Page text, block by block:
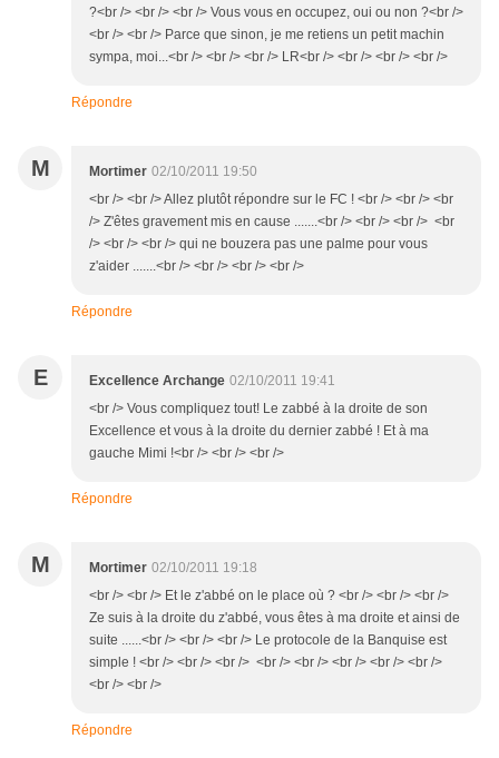
?<br /> <br /> <br /> Vous vous en occupez, oui ou non ?<br />
<br /> <br /> Parce que sinon, je me retiens un petit machin
sympa, moi...<br /> <br /> <br /> LR<br /> <br /> <br /> <br />
Répondre
M Mortimer 02/10/2011 19:50
<br /> <br /> Allez plutôt répondre sur le FC ! <br /> <br /> <br
/> Z'êtes gravement mis en cause .......<br /> <br /> <br /> <br
/> <br /> <br /> qui ne bouzera pas une palme pour vous
z'aider .......<br /> <br /> <br /> <br />
Répondre
E Excellence Archange 02/10/2011 19:41
<br /> Vous compliquez tout! Le zabbé à la droite de son
Excellence et vous à la droite du dernier zabbé ! Et à ma
gauche Mimi !<br /> <br /> <br />
Répondre
M Mortimer 02/10/2011 19:18
<br /> <br /> Et le z'abbé on le place où ? <br /> <br /> <br />
Ze suis à la droite du z'abbé, vous êtes à ma droite et ainsi de
suite ......<br /> <br /> <br /> Le protocole de la Banquise est
simple ! <br /> <br /> <br /> <br /> <br /> <br /> <br /> <br />
<br /> <br />
Répondre